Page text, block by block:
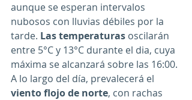
aunque se esperan intervalos
nubosos con lluvias débiles por la
tarde. Las temperaturas oscilarán
entre 5°C y 13°C durante el dia, cuya
máxima se alcanzará sobre las 16:00.
A lo largo del día, prevalecerá el
viento flojo de norte, con rachas